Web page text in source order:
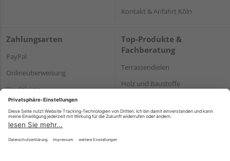
Kontakt & Anfahrt Köln
Zahlungsarten
PayPal
Onlineüberweisung
Kreditkarte
*Bonität vorausgesetzt
Top-Produkte &
Fachberatung
Terrassendielen
Holz und Baustoffe